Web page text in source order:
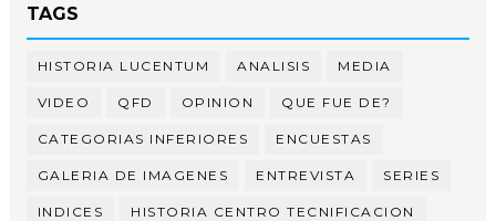
TAGS
HISTORIA LUCENTUM ANALISIS MEDIA
VIDEO QFD OPINION QUE FUE DE?
CATEGORIAS INFERIORES ENCUESTAS
GALERIA DE IMAGENES ENTREVISTA SERIES
INDICES HISTORIA CENTRO TECNIFICACION